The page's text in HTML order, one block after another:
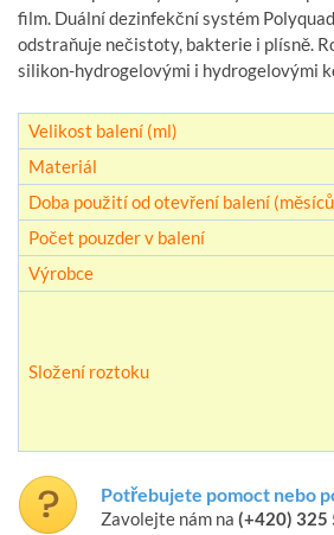
film. Duální dezinfekční systém
odstraňuje nečistoty, bakterie i plísně.
silikon-hydrogelovými i hydrogelovými
Velikost balení (ml)
Materiál
Doba použití od otevření balení
Počet pouzder v balení
Výrobce
Složení roztoku
Potřebujete pomoct nebo
Zavolejte nám na (+420) 325